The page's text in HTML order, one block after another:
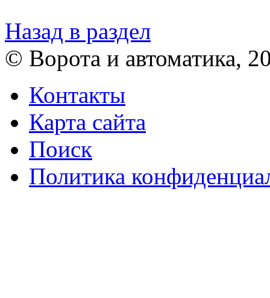
Назад в раздел
© Ворота и автоматика,
Контакты
Карта сайта
Поиск
Политика